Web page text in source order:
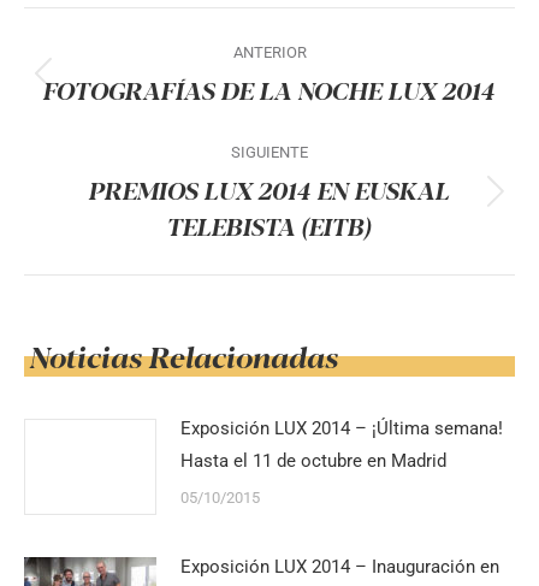
Navegación
entre
publicaciones
ANTERIOR
Publicación
FOTOGRAFÍAS DE LA NOCHE LUX 2014
SIGUIENTE
Publicación
siguiente:
PREMIOS LUX 2014 EN EUSKAL
TELEBISTA (EITB)
Noticias Relacionadas
Exposición LUX 2014 – ¡Última semana!
Hasta el 11 de octubre en Madrid
05/10/2015
Exposición LUX 2014 – Inauguración en